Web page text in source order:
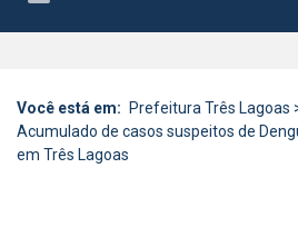
Você está em: Prefeitura Três Lagoas
Acumulado de casos suspeitos de
em Três Lagoas